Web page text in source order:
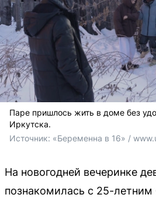
Паре пришлось жить в доме без
Иркутска.
Источник: «Беременна в 16» /
На новогодней вечеринке
познакомилась с 25-летним